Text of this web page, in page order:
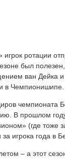
ротации
был полезен,
ван Дейка
в Чемпионишипе.
чемпионата
В прошлом
(где тоже
игрока года в
– а этот